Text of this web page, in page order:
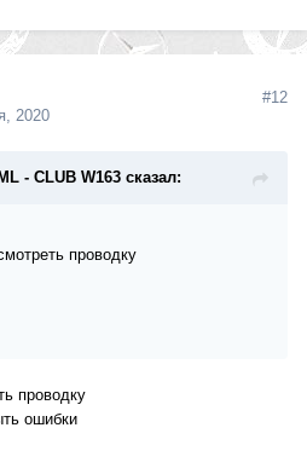
2020
#12
- CLUB W163 сказал:
проводку
проводку
ошибки